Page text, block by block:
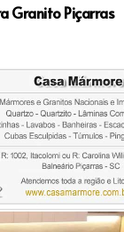
Granito Piçarras